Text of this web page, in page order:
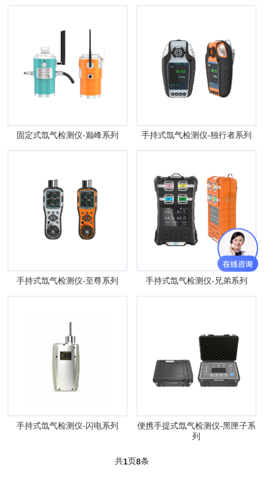
固定式氙气检测仪-巅峰系列 手持式氙气检测仪-独行者系列
手持式氙气检测仪-至尊系列 手持式氙气检测仪-兄弟系列
手持式氙气检测仪-闪电系列
便携手提式氙气检测仪-黑匣子系
列
共1页8条